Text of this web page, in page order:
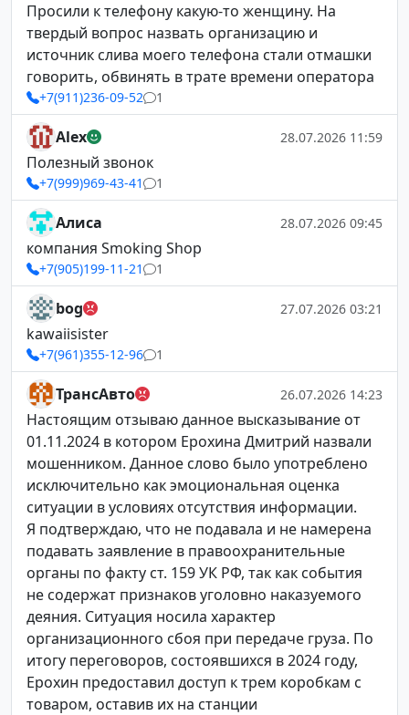
Просили к телефону какую-то женщину. На
твердый вопрос назвать организацию и
источник слива моего телефона стали отмашки
говорить, обвинять в трате времени оператора
+7(911)236-09-52 1
Alex 28.07.2026 11:59
Полезный звонок
+7(999)969-43-41 1
Алиса 28.07.2026 09:45
компания Smoking Shop
+7(905)199-11-21 1
bog 27.07.2026 03:21
kawaiisister
+7(961)355-12-96 1
ТрансАвто 26.07.2026 14:23
Настоящим отзываю данное высказывание от
01.11.2024 в котором Ерохина Дмитрий назвали
мошенником. Данное слово было употреблено
исключительно как эмоциональная оценка
ситуации в условиях отсутствия информации.
Я подтверждаю, что не подавала и не намерена
подавать заявление в правоохранительные
органы по факту ст. 159 УК РФ, так как события
не содержат признаков уголовно наказуемого
деяния. Ситуация носила характер
организационного сбоя при передаче груза. По
итогу переговоров, состоявшихся в 2024 году,
Ерохин предоставил доступ к трем коробкам с
товаром, оставив их на станции